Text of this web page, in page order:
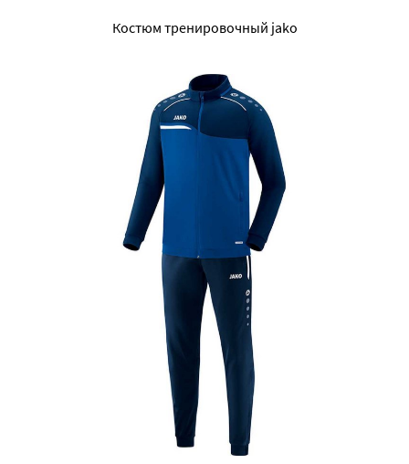
Костюм тренировочный jako